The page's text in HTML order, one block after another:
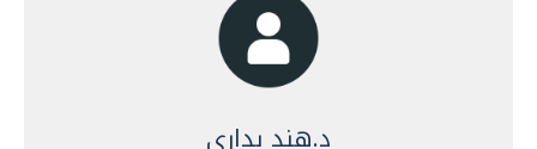
د.هند بدارى